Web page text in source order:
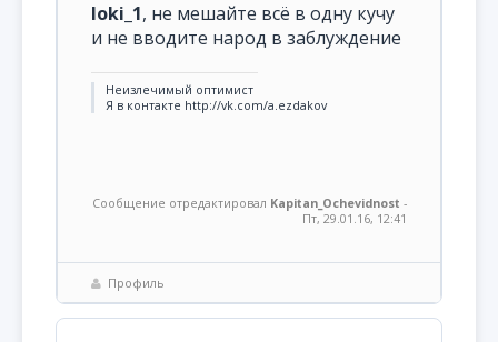
loki_1, не мешайте всё в одну кучу
и не вводите народ в заблуждение
Неизлечимый оптимист
Я в контакте http://vk.com/a.ezdakov
Сообщение отредактировал Kapitan_Ochevidnost -
Пт, 29.01.16, 12:41
Профиль